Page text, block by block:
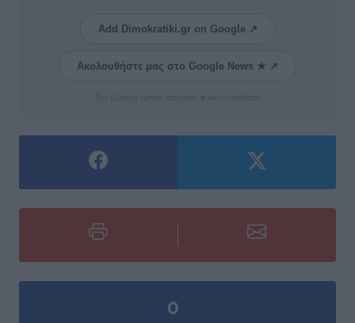
Add Dimokratiki.gr on Google ↗
Ακολουθήστε μας στο Google News ★ ↗
0